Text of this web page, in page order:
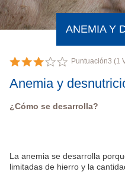
ANEMIA Y
Puntuación3 (1
Anemia y
¿Cómo se desarrolla?
La anemia se desarrolla
limitadas de hierro y la